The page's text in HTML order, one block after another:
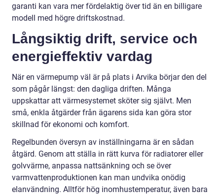
garanti kan vara mer fördelaktig över tid än en billigare
modell med högre driftskostnad.
Långsiktig drift, service och
energieffektiv vardag
När en värmepump väl är på plats i Arvika börjar den del
som pågår längst: den dagliga driften. Många
uppskattar att värmesystemet sköter sig självt. Men
små, enkla åtgärder från ägarens sida kan göra stor
skillnad för ekonomi och komfort.
Regelbunden översyn av inställningarna är en sådan
åtgärd. Genom att ställa in rätt kurva för radiatorer eller
golvvärme, anpassa nattsänkning och se över
varmvattenproduktionen kan man undvika onödig
elanvändning. Alltför hög inomhustemperatur, även bara